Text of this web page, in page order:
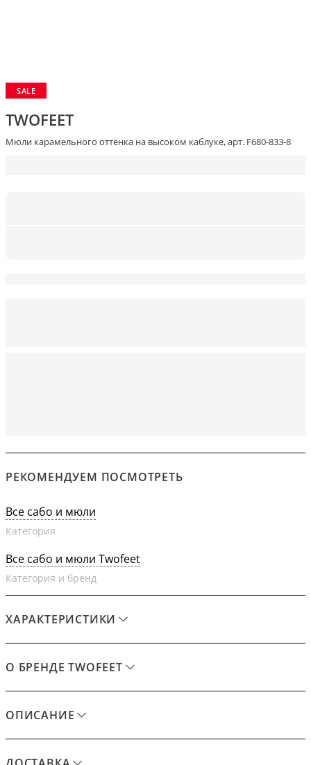
SALE
TWOFEET
Мюли карамельного оттенка на высоком каблуке, арт. F680-833-8
РЕКОМЕНДУЕМ ПОСМОТРЕТЬ
Все сабо и мюли
Категория
Все сабо и мюли Twofeet
Категория и бренд
ХАРАКТЕРИСТИКИ
О БРЕНДЕ TWOFEET
ОПИСАНИЕ